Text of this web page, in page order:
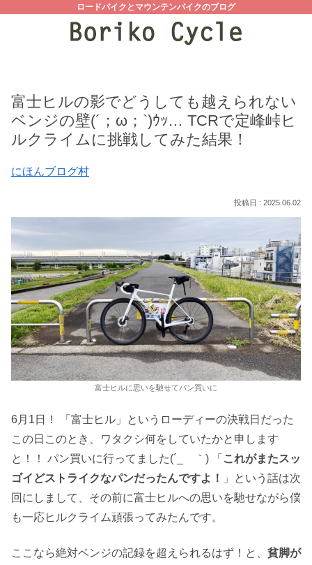
ロードバイクとマウンテンバイクのブログ
富士ヒルの影でどうしても越えられない
ベンジの壁(´；ω；`)ｳｯ… TCRで定峰峠ヒ
ルクライムに挑戦してみた結果！
にほんブログ村
2025.06.02
富士ヒルに思いを馳せてパン買いに
6月1日！ 「富士ヒル」というローディーの決戦日だった
この日このとき、ワタクシ何をしていたかと申します
と！！ パン買いに行ってました(´_ゝ｀) 「 これがまたスッ
ゴイどストライクなパンだったんですよ！
」という話は次
回にしまして、その前に富士ヒルへの思いを馳せながら僕
も一応ヒルクライム頑張ってみたんです。
ここなら絶対ベンジの記録を超えられるはず！と、 貧脚が